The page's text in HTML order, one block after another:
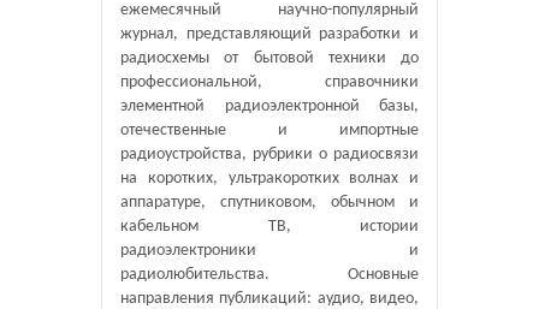
ежемесячный научно-популярный
журнал, представляющий разработки и
радиосхемы от бытовой техники до
профессиональной, справочники
элементной радиоэлектронной базы,
отечественные и импортные
радиоустройства, рубрики о радиосвязи
на коротких, ультракоротких волнах и
аппаратуре, спутниковом, обычном и
кабельном ТВ, истории
радиоэлектроники и
радиолюбительства. Основные
направления публикаций: аудио, видео,